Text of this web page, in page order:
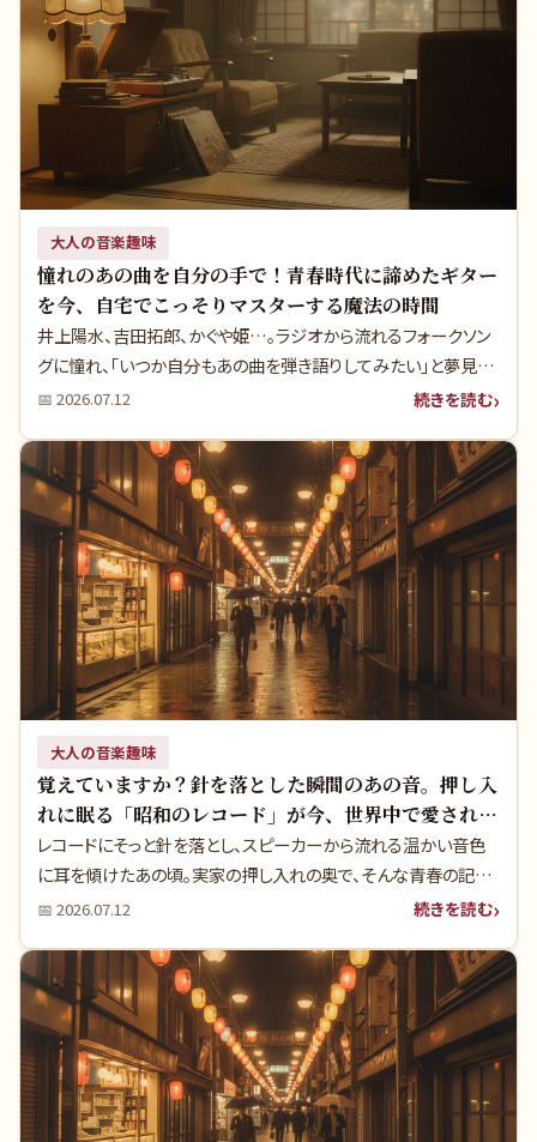
大人の音楽趣味
憧れのあの曲を自分の手で！青春時代に諦めたギター
を今、自宅でこっそりマスターする魔法の時間
井上陽水、吉田拓郎、かぐや姫…。ラジオから流れるフォークソン
グに憧れ、「いつか自分もあの曲を弾き語りしてみたい」と夢見た
青春時代。勉強や仕事に追われ、そっと仕舞い込んでしまったそ
に通うことなく、圧倒的にコスパ良く、自宅で自分のペースで楽器
（ギターやサックス）をマスターするための秘密の道具（マナビーノ
DVD教本・石橋楽器店）をご紹介します。
📅2026.07.12 続きを読む
大人の音楽趣味
覚えていますか？針を落とした瞬間のあの音。押し入
れに眠る「昭和のレコード」が今、世界中で愛される
理由
レコードにそっと針を落とし、スピーカーから流れる温かい音色
に耳を傾けたあの頃。実家の押し入れの奥で、そんな青春の記憶
が詰まった昭和のアナログレコードやカセットテープ、古いオーデ
ムにより、あの頃のレコードが「文化遺産」として驚くほどの価値を
持っています。本記事では、大切な思い出の品を、本当に価値のわ
かるプロ（BeeRecords、エコストアレコード、e☆イヤホン）に託
し、次の世代へ繋ぎながら賢くお金に換える方法をご紹介します。
📅2026.07.12 続きを読む